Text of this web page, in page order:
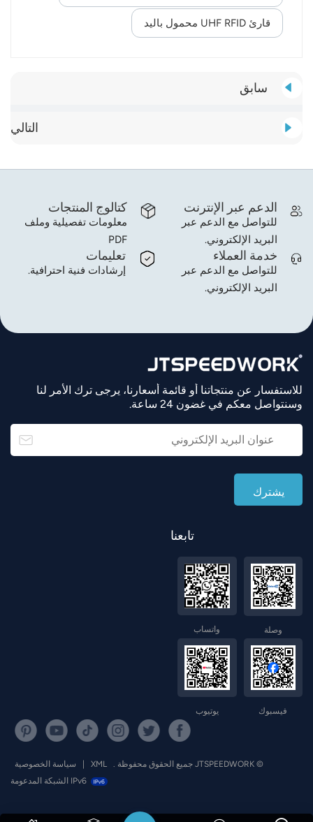
قارئ UHF RFID محمول باليد
سابق
التالي
كتالوج المنتجات
معلومات تفصيلية وملف
PDF
الدعم عبر الإنترنت
للتواصل مع الدعم عبر
البريد الإلكتروني.
تعليمات
إرشادات فنية احترافية.
خدمة العملاء
للتواصل مع الدعم عبر
البريد الإلكتروني.
للاستفسار عن منتجاتنا أو قائمة أسعارنا، يرجى ترك الأمر لنا
وسنتواصل معكم في غضون 24 ساعة.
تابعنا
واتساب وصلة
يوتيوب فيسبوك
© JTSPEEDWORK جميع الحقوق محفوظة . XML
سياسة الخصوصية
IPv6 الشبكة المدعومة